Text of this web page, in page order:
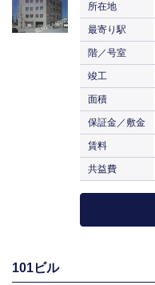
所在地
最寄り駅
階／号室
竣工
面積
保証金／敷金
賃料
共益費
101ビル